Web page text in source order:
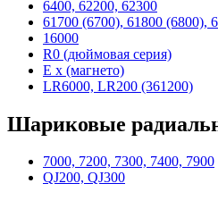
6400, 62200, 62300
61700 (6700), 61800 (6800),
16000
R0 (дюймовая серия)
E x (магнето)
LR6000, LR200 (361200)
Шариковые
7000, 7200, 7300, 7400, 7900
QJ200, QJ300